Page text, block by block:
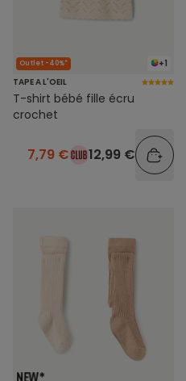
+1
Outlet -40%*
TAPE A L'OEIL
T-shirt bébé fille écru
crochet
7,79 € 12,99 €